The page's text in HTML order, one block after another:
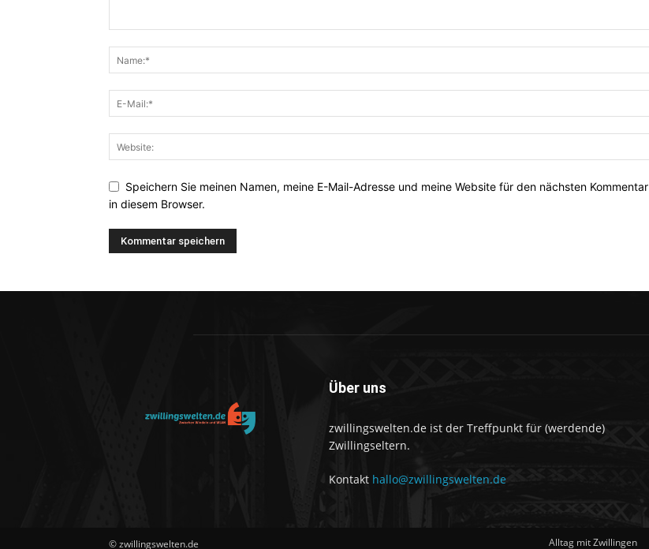
Speichern Sie meinen Namen, meine E-Mail-Adresse und meine Website für den nächsten Kommentar
in diesem Browser.
Über uns
zwillingswelten.de ist der Treffpunkt für (werdende)
Zwillingseltern.
Kontakt hallo@zwillingswelten.de
© zwillingswelten.de Alltag mit Zwillingen